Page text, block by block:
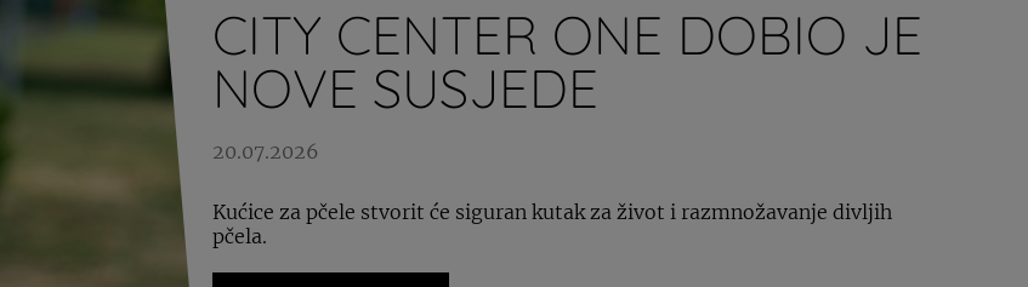
CITY CENTER ONE DOBIO JE
NOVE SUSJEDE
20.07.2026
Kućice za pčele stvorit će siguran kutak za život i razmnožavanje divljih
pčela.